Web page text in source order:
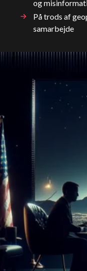
og
På trods af
samarbejde